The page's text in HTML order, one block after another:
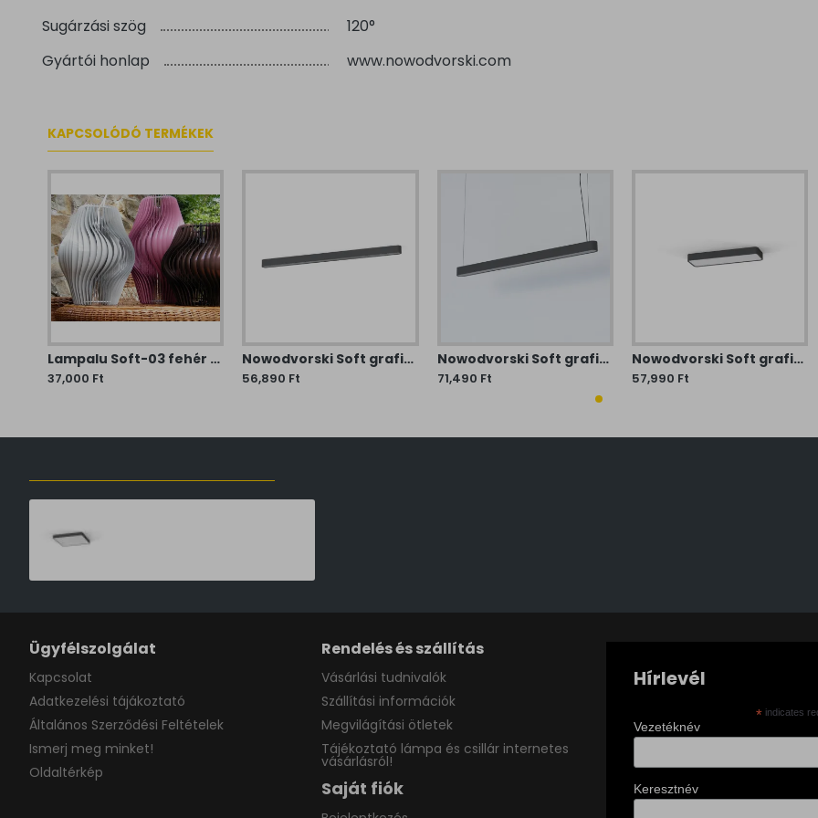
Sugárzási szög
120°
Gyártói honlap
www.nowodvorski.com
KAPCSOLÓDÓ TERMÉKEK
Lampalu Soft-03 fehér függesztett lámpa (LAML-Soft03) E27 1 izzós IP20
37,000 Ft
Nowodvorski Soft grafit-fehér LED mennyezeti lámpa (TL-7524) T8 1 izzós IP20
56,890 Ft
Nowodvorski Soft grafit-fehér LED függesztett lámpa (TL-7525) T8 1 izzós IP20
71,490 Ft
Nowodvorski Soft grafit-fehér LED mennyezeti lámpa (TL-7526) T8 2 izzós IP20
57,990 Ft
Ügyfélszolgálat
Kapcsolat
Adatkezelési tájákoztató
Általános Szerződési Feltételek
Ismerj meg minket!
Oldaltérkép
Rendelés és szállítás
Vásárlási tudnivalók
Szállítási információk
Megvilágítási ötletek
Tájékoztató lámpa és csillár internetes
vásárlásról!
Saját fiók
Hírlevél
* indicates
Vezetéknév
Keresztnév